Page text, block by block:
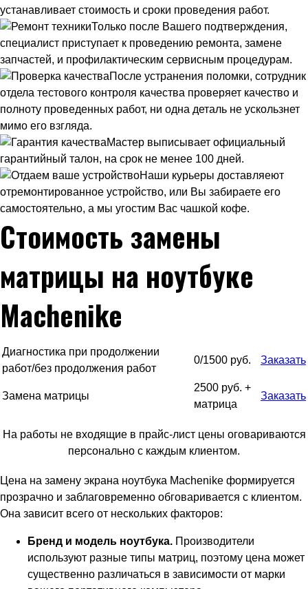
устанавливает стоимость и сроки проведения работ.
Только после Вашего подтверждения,
специалист приступает к проведению ремонта, замене
запчастей, и профилактическим сервисным процедурам.
После устранения поломки, сотрудник
отдела тестового контроля качества проверяет качество и
полноту проведенных работ, ни одна деталь не ускользнет
мимо его взгляда.
Мастер выписывает официальный
гарантийный талон, на срок не менее 100 дней.
Наши курьеры доставляеют
отремонтированное устройство, или Вы забираете его
самостоятельно, а мы угостим Вас чашкой кофе.
Стоимость замены
матрицы на ноутбуке
Machenike
Диагностика при продолжении
работ/без продолжения работ
0/1500 руб. Заказать
Замена матрицы
2500 руб. +
матрица
Заказать
На работы не входящие в прайс-лист цены оговариваются
персонально с каждым клиентом.
Цена на замену экрана ноутбука Machenike формируется
прозрачно и заблаговременно обговаривается с клиентом.
Она зависит всего от нескольких факторов:
Бренд и модель ноутбука. Производители
используют разные типы матриц, поэтому цена может
существенно различаться в зависимости от марки